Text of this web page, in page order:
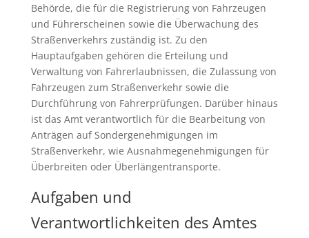
Behörde, die für die Registrierung von Fahrzeugen
und Führerscheinen sowie die Überwachung des
Straßenverkehrs zuständig ist. Zu den
Hauptaufgaben gehören die Erteilung und
Verwaltung von Fahrerlaubnissen, die Zulassung von
Fahrzeugen zum Straßenverkehr sowie die
Durchführung von Fahrerprüfungen. Darüber hinaus
ist das Amt verantwortlich für die Bearbeitung von
Anträgen auf Sondergenehmigungen im
Straßenverkehr, wie Ausnahmegenehmigungen für
Überbreiten oder Überlängentransporte.
Aufgaben und
Verantwortlichkeiten des Amtes